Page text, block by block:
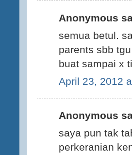
Anonymous
semua betul.
parents sbb
buat sampai x
April 23, 2012
Anonymous
saya pun tak
perkeranian